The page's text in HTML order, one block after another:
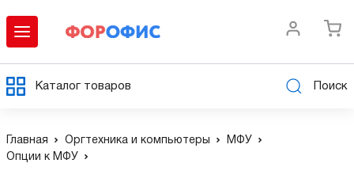
Каталог товаров Поиск
Главная Оргтехника и компьютеры
МФУ
Опции к МФУ